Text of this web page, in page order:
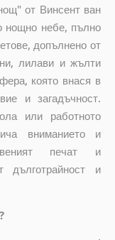
от Винсент ван
нощно небе, пълно
допълнено от
лилави и жълти
която внася в
и загадъчност.
или работното
вниманието и
печат и
дълготрайност и